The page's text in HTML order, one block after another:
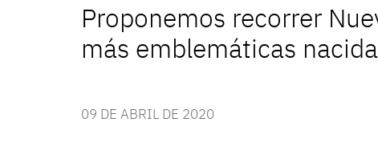
Proponemos recorrer
más emblemáticas
09 DE ABRIL DE 2020